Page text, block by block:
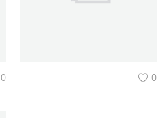
0 0